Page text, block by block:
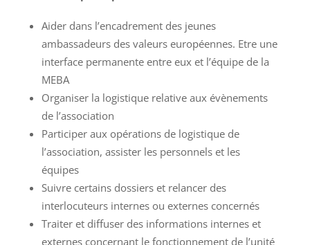
Aider dans l’encadrement des jeunes
ambassadeurs des valeurs européennes. Etre une
interface permanente entre eux et l’équipe de la
MEBA
Organiser la logistique relative aux évènements
de l’association
Participer aux opérations de logistique de
l’association, assister les personnels et les
équipes
Suivre certains dossiers et relancer des
interlocuteurs internes ou externes concernés
Traiter et diffuser des informations internes et
externes concernant le fonctionnement de l’unité